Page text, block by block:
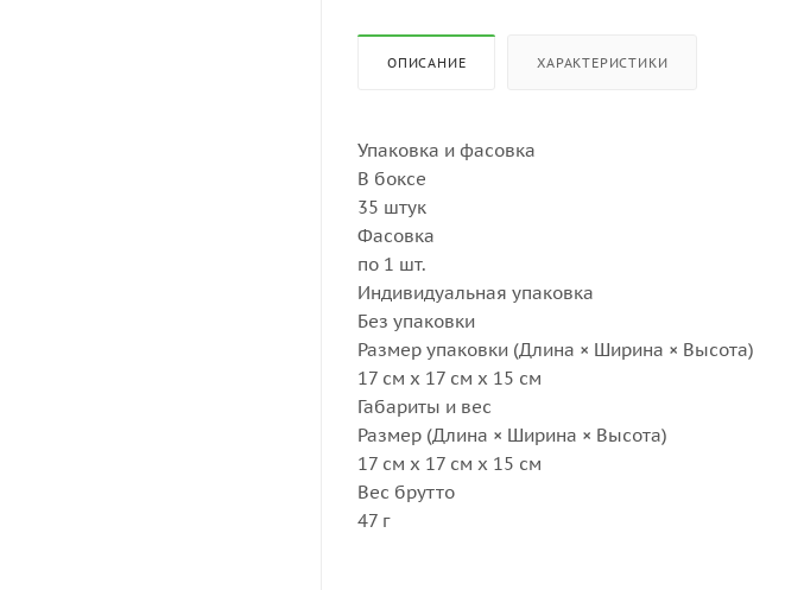
ОПИСАНИЕ ХАРАКТЕРИСТИКИ
Упаковка и фасовка
В боксе
35 штук
Фасовка
по 1 шт.
Индивидуальная упаковка
Без упаковки
Размер упаковки (Длина × Ширина × Высота)
17 см х 17 см х 15 см
Габариты и вес
Размер (Длина × Ширина × Высота)
17 см х 17 см х 15 см
Вес брутто
47 г